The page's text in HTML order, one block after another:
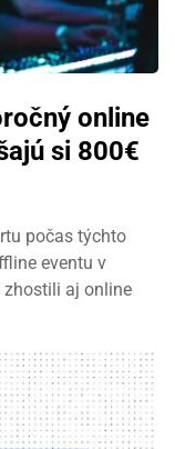
online
si 800€
počas týchto
eventu v
zhostili aj online